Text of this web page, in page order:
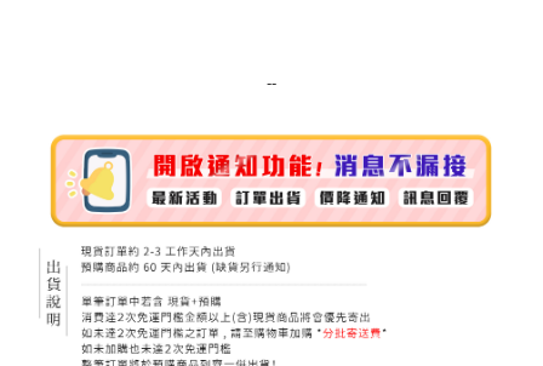
7-11純取貨 (先付款
每筆NT$80，滿NT$999(含以上)免運費
宅配
每筆NT$100，滿NT$999(含以上)免運費
離島宅配（澎湖、金門、馬祖、小琉球）
每筆NT$250，滿NT$3,000(含以上)免運費
--